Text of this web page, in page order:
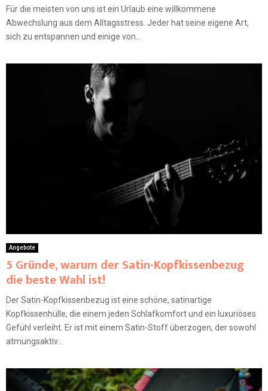
Für die meisten von uns ist ein Urlaub eine willkommene
Abwechslung aus dem Alltagsstress. Jeder hat seine eigene Art,
sich zu entspannen und einige von...
Angebote
5 Gründe, warum der Satin-Kopfkissenbezug
die beste Wahl ist!
Der Satin-Kopfkissenbezug ist eine schöne, satinartige
Kopfkissenhülle, die einem jeden Schlafkomfort und ein luxuriöses
Gefühl verleiht. Er ist mit einem Satin-Stoff überzogen, der sowohl
atmungsaktiv...